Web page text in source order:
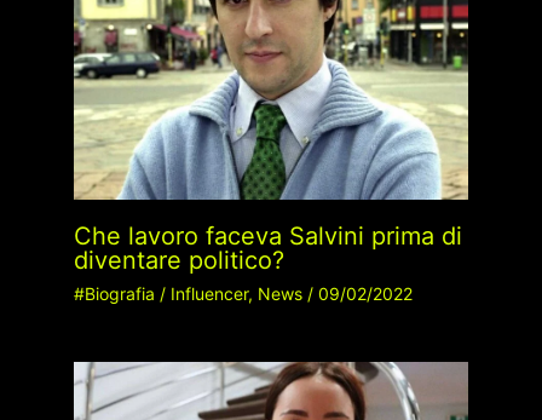
Che lavoro faceva Salvini prima di
diventare politico?
#Biografia / Influencer, News/ 09/02/2022